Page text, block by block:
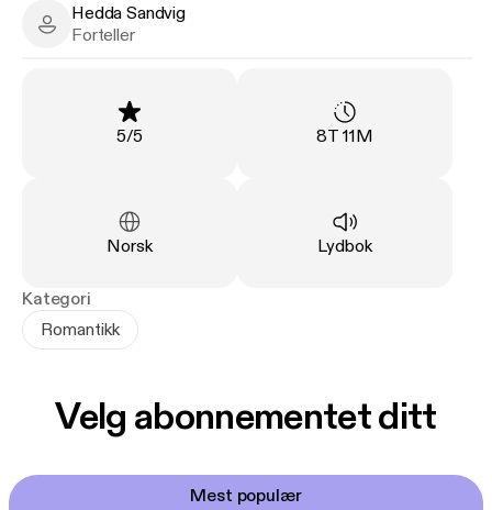
Hedda Sandvig - Narrator
Hedda Sandvig
Forteller
Vurdering
5/5 Varighet
8T 11M
Språk:
Norsk Type:
Lydbok
Kategori
Romantikk
Velg abonnementet ditt
Mest populær